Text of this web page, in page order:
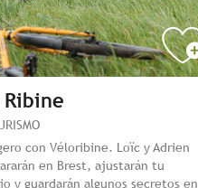
con Véloribine. Loïc y Adrien
en Brest, ajustarán tu
y guardarán algunos secretos en